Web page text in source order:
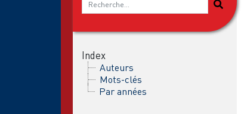
Index
Auteurs
Mots-clés
Par années